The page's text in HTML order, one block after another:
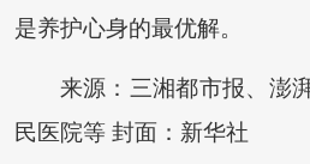
是养护心身的最优解。
来源：三湘都市报、澎
民医院等 封面：新华社